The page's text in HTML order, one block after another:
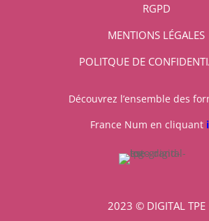
RGPD
MENTIONS LÉGALES
POLITQUE DE
Découvrez l’ensemble des
France Num en cliquant
2023 © DIGITAL TPE